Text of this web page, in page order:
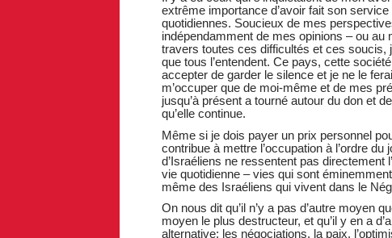
extrême importance d’avoir fait son
quotidiennes. Soucieux de mes
indépendamment de mes opinions – ou
travers toutes ces difficultés et ces soucis,
que tous l’entendent. Ce pays, cette
accepter de garder le silence et je ne le
m’occuper que de moi-même et de mes
jusqu’à présent a tourné autour du don et
qu’elle continue.
Même si je dois payer un prix personnel
contribue à mettre l’occupation à l’ordre
d’Israéliens ne ressentent pas directement
vie quotidienne – vies qui sont
même des Israéliens qui vivent dans le
On nous dit qu’il n’y a pas d’autre moyen
moyen le plus destructeur, et qu’il y en a
alternative: les négociations, la paix,